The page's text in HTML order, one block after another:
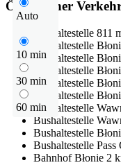
Auto
10 min
30 min
60 min
Öffentlicher
Bushaltestelle 811
Bushaltestelle
Bushaltestelle
Bushaltestelle
Bushaltestelle
Bushaltestelle
Bushaltestelle
Bushaltestelle
Bushaltestelle
Bushaltestelle Pass
Bahnhof Błonie 2